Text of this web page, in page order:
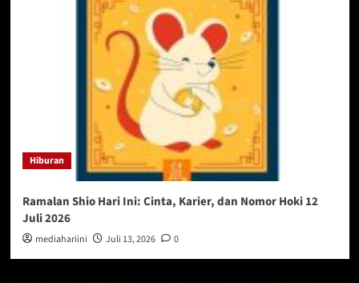
Hiburan
Ramalan Shio Hari Ini: Cinta, Karier, dan Nomor Hoki 12
Juli 2026
mediahariini Juli 13, 2026 0